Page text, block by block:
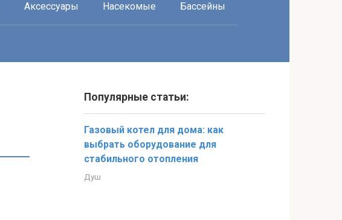
Аксессуары Насекомые Бассейны
Популярные статьи:
Газовый котел для дома: как
выбрать оборудование для
стабильного отопления
Душ